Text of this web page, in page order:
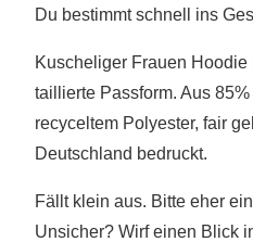
Du bestimmt schnell ins
Kuscheliger Frauen
taillierte Passform. Aus
recyceltem Polyester, fair
Deutschland bedruckt.
Fällt klein aus. Bitte eher
Unsicher? Wirf einen Blick